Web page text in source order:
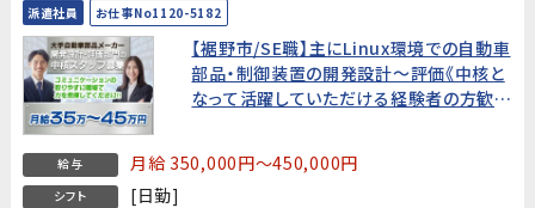
派遣社員 お仕事No1120-5182
【裾野市/SE職】主にLinux環境での自動車
部品・制御装置の開発設計～評価《中核と
なって活躍していただける経験者の方歓
給与 月給 350,000円～450,000円
シフト [日勤]